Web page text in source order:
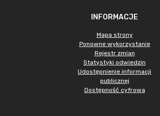
INFORMACJE
Mapa strony
Ponowne wykorzystanie
Rejestr zmian
Statystyki odwiedzin
Udostępnienie informacji
publicznej
Dostępność cyfrowa